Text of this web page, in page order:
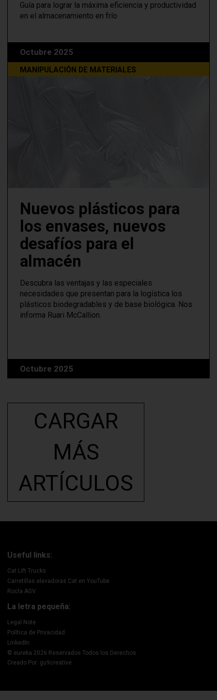
Guía para lograr la máxima eficiencia y productividad
en el almacenamiento en frío
Octubre 2025
MANIPULACIÓN DE MATERIALES
Nuevos plásticos para
los envases, nuevos
desafíos para el
almacén
Descubra las ventajas y las especiales
necesidades que presentan para la logística los
plásticos biodegradables y de base biológica. Nos
informa Ruari McCallion.
Octubre 2025
CARGAR
MÁS
ARTÍCULOS
Useful links:
Cat Lift Trucks
Carretillas elevadoras Cat en YouTube
Rocla AGV
La letra pequeña:
Legal Note
Política de Privacidad
LinkedIn
© eureka 2026 Reservados Todos los Derechos
Creado Por: gu9creative